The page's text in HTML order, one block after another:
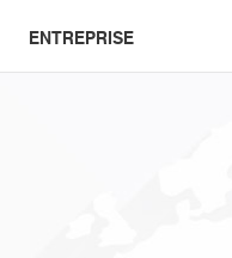
ENTREPRISE